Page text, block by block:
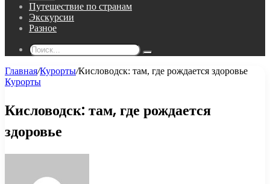
Путешествие по странам
Экскурсии
Разное
Поиск...
Главная/Курорты/Кисловодск: там, где рождается здоровье
Курорты
Кисловодск: там, где рождается
здоровье